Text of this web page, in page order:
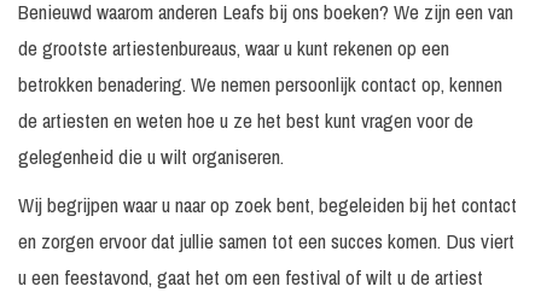
Benieuwd waarom anderen Leafs bij ons boeken? We zijn een van
de grootste artiestenbureaus, waar u kunt rekenen op een
betrokken benadering. We nemen persoonlijk contact op, kennen
de artiesten en weten hoe u ze het best kunt vragen voor de
gelegenheid die u wilt organiseren.
Wij begrijpen waar u naar op zoek bent, begeleiden bij het contact
en zorgen ervoor dat jullie samen tot een succes komen. Dus viert
u een feestavond, gaat het om een festival of wilt u de artiest